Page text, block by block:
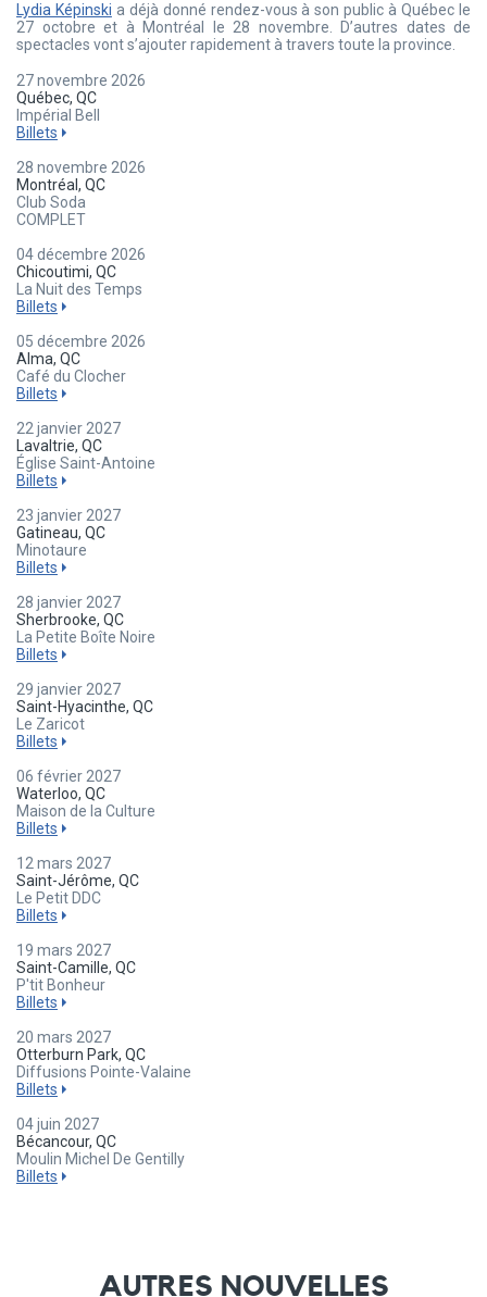
Lydia Képinski a déjà donné rendez-vous à son public à Québec le
27 octobre et à Montréal le 28 novembre. D’autres dates de
spectacles vont s’ajouter rapidement à travers toute la province.
27 novembre 2026
Québec, QC
Impérial Bell
Billets
28 novembre 2026
Montréal, QC
Club Soda
COMPLET
04 décembre 2026
Chicoutimi, QC
La Nuit des Temps
Billets
05 décembre 2026
Alma, QC
Café du Clocher
Billets
22 janvier 2027
Lavaltrie, QC
Église Saint-Antoine
Billets
23 janvier 2027
Gatineau, QC
Minotaure
Billets
28 janvier 2027
Sherbrooke, QC
La Petite Boîte Noire
Billets
29 janvier 2027
Saint-Hyacinthe, QC
Le Zaricot
Billets
06 février 2027
Waterloo, QC
Maison de la Culture
Billets
12 mars 2027
Saint-Jérôme, QC
Le Petit DDC
Billets
19 mars 2027
Saint-Camille, QC
P'tit Bonheur
Billets
20 mars 2027
Otterburn Park, QC
Diffusions Pointe-Valaine
Billets
04 juin 2027
Bécancour, QC
Moulin Michel De Gentilly
Billets
AUTRES NOUVELLES